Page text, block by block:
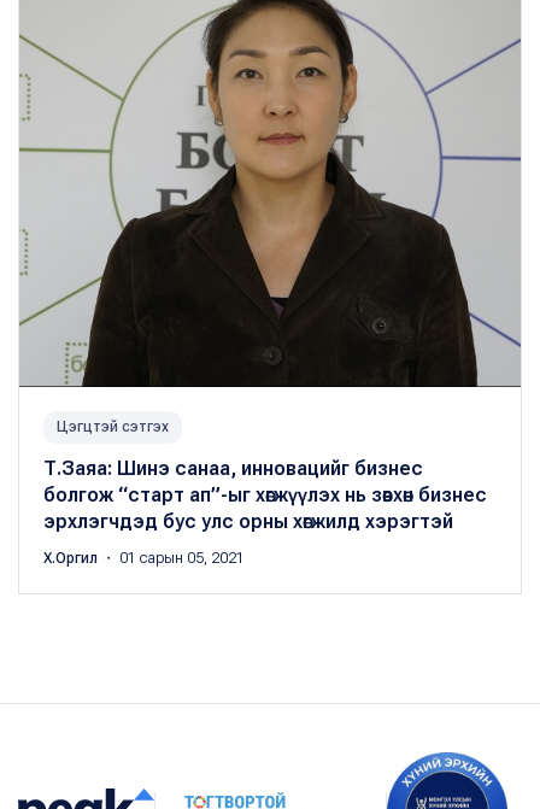
Цэгцтэй сэтгэх
Т.Заяа: Шинэ санаа, инновацийг бизнес
болгож “старт ап”-ыг хөгжүүлэх нь зөвхөн бизнес
эрхлэгчдэд бус улс орны хөгжилд хэрэгтэй
Х.Оргил ・ 01 сарын 05, 2021